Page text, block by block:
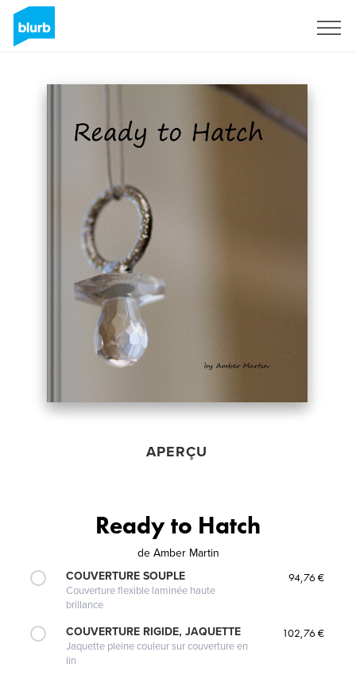
APERÇU
Ready to Hatch
de Amber Martin
COUVERTURE SOUPLE
Couverture flexible laminée haute
brillance
94,76 €
COUVERTURE RIGIDE, JAQUETTE
Jaquette pleine couleur sur couverture en
lin
102,76 €